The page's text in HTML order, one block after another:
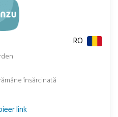
RO
însărcinată
tabblad
link